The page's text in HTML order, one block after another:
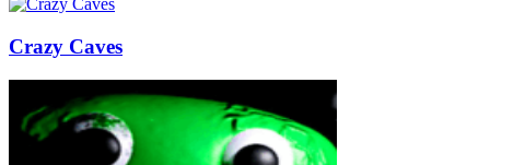
Crazy Caves